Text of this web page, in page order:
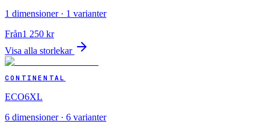
1 dimensioner · 1 varianter
Från1 250 kr
Visa alla storlekar
CONTINENTAL
ECO6XL
6 dimensioner · 6 varianter